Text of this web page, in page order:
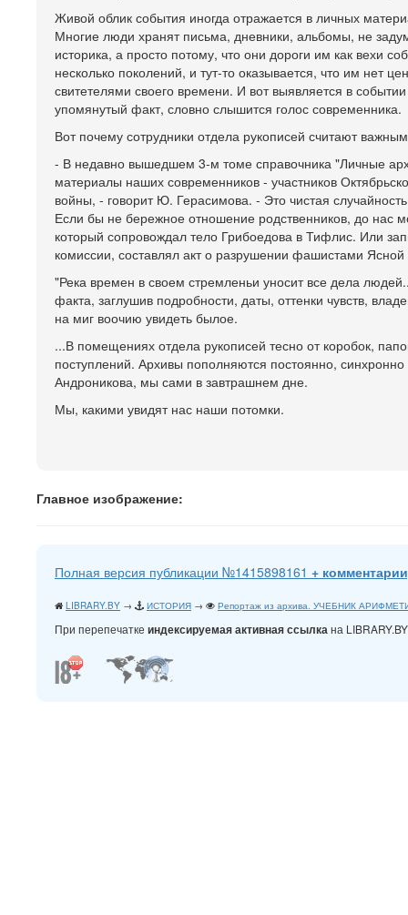
Живой облик события иногда отражается в личных
Многие люди хранят письма, дневники, альбомы, не
историка, а просто потому, что они дороги им как вехи
несколько поколений, и тут-то оказывается, что им нет
свитетелями своего времени. И вот выявляется в
упомянутый факт, словно слышится голос современника.
Вот почему сотрудники отдела рукописей считают
- В недавно вышедшем 3-м томе справочника "Личные
материалы наших современников - участников
войны, - говорит Ю. Герасимова. - Это чистая
Если бы не бережное отношение родственников, до нас
который сопровождал тело Грибоедова в Тифлис. Или
комиссии, составлял акт о разрушении фашистами
"Река времен в своем стремленьи уносит все дела
факта, заглушив подробности, даты, оттенки чувств,
на миг воочию увидеть былое.
...В помещениях отдела рукописей тесно от коробок,
поступлений. Архивы пополняются постоянно,
Андроникова, мы сами в завтрашнем дне.
Мы, какими увидят нас наши потомки.
Главное изображение:
Полная версия публикации №1415898161 +
LIBRARY.BY → ИСТОРИЯ → Репортаж из архива. УЧЕБНИК
При перепечатке индексируемая активная ссылкана